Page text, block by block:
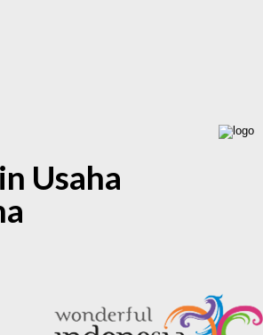
Usaha
7 Madiun
Caruban–